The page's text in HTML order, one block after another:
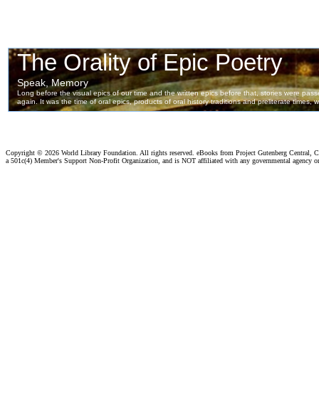
Copyright © 2026 World Library Foundation. All rights reserved. eBooks from Project Gutenberg Central,
a 501c(4) Member's Support Non-Profit Organization, and is NOT affiliated with any governmental agency